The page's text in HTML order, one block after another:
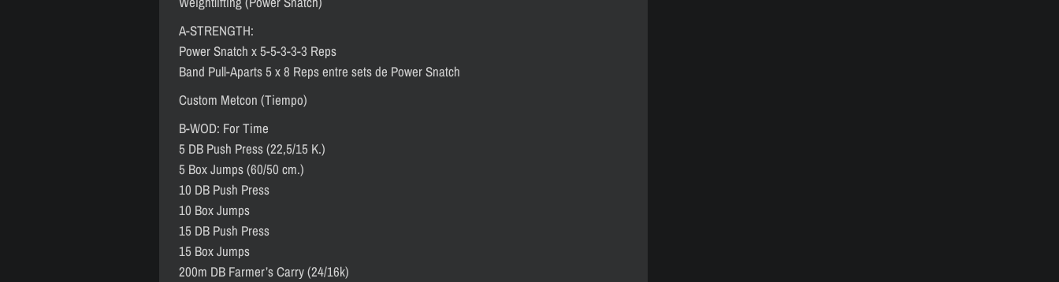
A-STRENGTH:
Power Snatch x 5-5-3-3-3 Reps
Band Pull-Aparts 5 x 8 Reps entre sets de Power Snatch
Custom Metcon (Tiempo)
B-WOD: For Time
5 DB Push Press (22,5/15 K.)
5 Box Jumps (60/50 cm.)
10 DB Push Press
10 Box Jumps
15 DB Push Press
15 Box Jumps
200m DB Farmer’s Carry (24/16k)